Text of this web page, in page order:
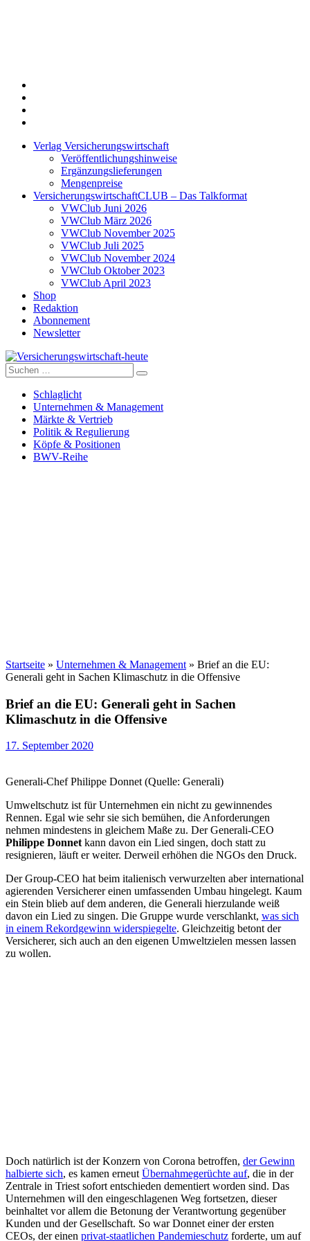
Verlag Versicherungswirtschaft
Veröffentlichungshinweise
Ergänzungslieferungen
Mengenpreise
VersicherungswirtschaftCLUB – Das Talkformat
VWClub Juni 2026
VWClub März 2026
VWClub November 2025
VWClub Juli 2025
VWClub November 2024
VWClub Oktober 2023
VWClub April 2023
Shop
Redaktion
Abonnement
Newsletter
Versicherungswirtschaft-heute
Suche
nach:
Schlaglicht
Unternehmen & Management
Märkte & Vertrieb
Politik & Regulierung
Köpfe & Positionen
BWV-Reihe
Startseite » Unternehmen & Management » Brief an die EU:
Generali geht in Sachen Klimaschutz in die Offensive
Brief an die EU: Generali geht in Sachen
Klimaschutz in die Offensive
17. September 2020
Generali-Chef Philippe Donnet (Quelle: Generali)
Umweltschutz ist für Unternehmen ein nicht zu gewinnendes
Rennen. Egal wie sehr sie sich bemühen, die Anforderungen
nehmen mindestens in gleichem Maße zu. Der Generali-CEO
Philippe Donnetkann davon ein Lied singen, doch statt zu
resignieren, läuft er weiter. Derweil erhöhen die NGOs den Druck.
Der Group-CEO hat beim italienisch verwurzelten aber international
agierenden Versicherer einen umfassenden Umbau hingelegt. Kaum
ein Stein blieb auf dem anderen, die Generali hierzulande weiß
davon ein Lied zu singen. Die Gruppe wurde verschlankt, was sich
in einem Rekordgewinn widerspiegelte. Gleichzeitig betont der
Versicherer, sich auch an den eigenen Umweltzielen messen lassen
zu wollen.
Doch natürlich ist der Konzern von Corona betroffen, der Gewinn
halbierte sich, es kamen erneutÜbernahmegerüchte auf, die in der
Zentrale in Triest sofort entschieden dementiert worden sind. Das
Unternehmen will den eingeschlagenen Weg fortsetzen, dieser
beinhaltet vor allem die Betonung der Verantwortung gegenüber
Kunden und der Gesellschaft. So war Donnet einer der ersten
CEOs, der einen privat-staatlichen Pandemieschutz forderte, um auf